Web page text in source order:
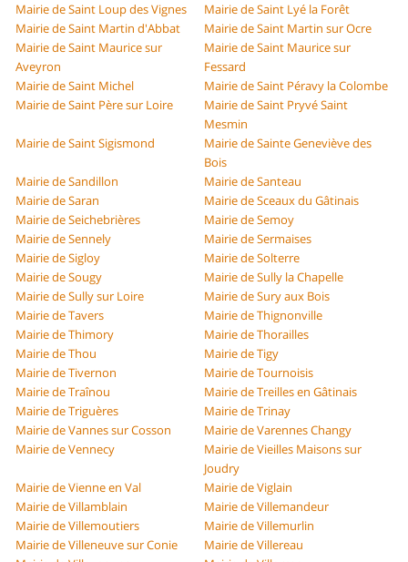
Mairie de Saint Loup des Vignes
Mairie de Saint Lyé la Forêt
Mairie de Saint Martin d'Abbat
Mairie de Saint Martin sur Ocre
Mairie de Saint Maurice sur
Aveyron
Mairie de Saint Maurice sur
Fessard
Mairie de Saint Michel
Mairie de Saint Péravy la Colombe
Mairie de Saint Père sur Loire
Mairie de Saint Pryvé Saint
Mesmin
Mairie de Saint Sigismond
Mairie de Sainte Geneviève des
Bois
Mairie de Sandillon
Mairie de Santeau
Mairie de Saran
Mairie de Sceaux du Gâtinais
Mairie de Seichebrières
Mairie de Semoy
Mairie de Sennely
Mairie de Sermaises
Mairie de Sigloy
Mairie de Solterre
Mairie de Sougy
Mairie de Sully la Chapelle
Mairie de Sully sur Loire
Mairie de Sury aux Bois
Mairie de Tavers
Mairie de Thignonville
Mairie de Thimory
Mairie de Thorailles
Mairie de Thou
Mairie de Tigy
Mairie de Tivernon
Mairie de Tournoisis
Mairie de Traînou
Mairie de Treilles en Gâtinais
Mairie de Triguères
Mairie de Trinay
Mairie de Vannes sur Cosson
Mairie de Varennes Changy
Mairie de Vennecy
Mairie de Vieilles Maisons sur
Joudry
Mairie de Vienne en Val
Mairie de Viglain
Mairie de Villamblain
Mairie de Villemandeur
Mairie de Villemoutiers
Mairie de Villemurlin
Mairie de Villeneuve sur Conie
Mairie de Villereau